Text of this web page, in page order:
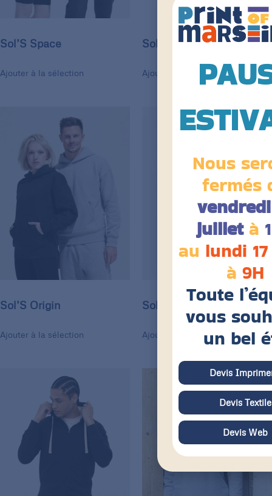
Sol’S Space
Ajouter à la sélection
Sol’S Soul Women
Ajouter à la sélection
Sol’S Origin
Ajouter à la sélection
Sol’S Seven Men
Ajouter à la sélection
Nous
fermés
juilletà
au lundi
à 9H
Toute
vous
un bel
Devis
Devis Textile
Devis Web